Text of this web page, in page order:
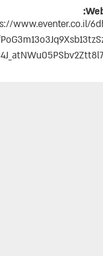
www.eventer.co.il/